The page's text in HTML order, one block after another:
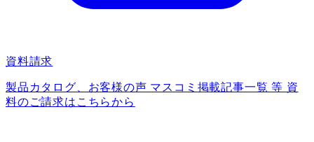
資料請求
製品カタログ、お客様の声 マスコミ掲載記事一覧 等 資
料のご請求はこちらから